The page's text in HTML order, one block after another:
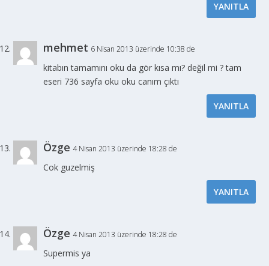
YANITLA
mehmet 6 Nisan 2013 üzerinde 10:38 de
kitabın tamamını oku da gör kısa mı? değil mi ? tam
eseri 736 sayfa oku oku canım çıktı
YANITLA
Özge 4 Nisan 2013 üzerinde 18:28 de
Cok guzelmiş
YANITLA
Özge 4 Nisan 2013 üzerinde 18:28 de
Supermis ya